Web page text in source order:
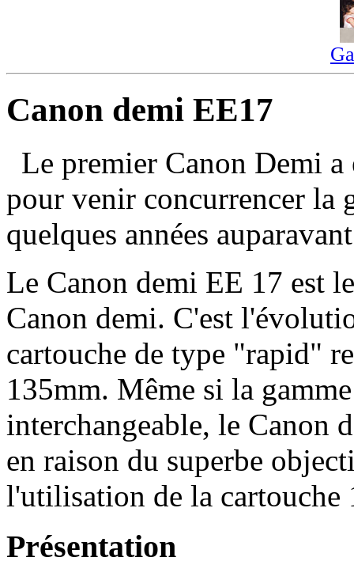
Canon demi EE17
Le premier Canon Demi
pour venir concurrencer la
quelques années
Le Canon demi EE 17 est
Canon demi. C'est
cartouche de type "rapid"
135mm. Même si la
interchangeable, le Canon
en raison du superbe
l'utilisation de la cartouche
Présentation